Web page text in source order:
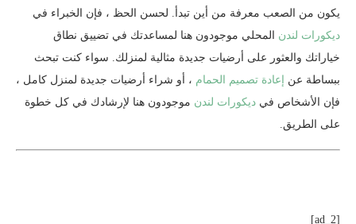
يكون من الصعب معرفة من أين تبدأ. لحسن الحظ ، فإن الخبراء في
ديكورات لندن المحلي موجودون هنا لمساعدتك في تضييق نطاق
خياراتك والعثور على أرضيات جديدة مثالية لمنزلك. سواء كنت تبحث
ببساطة عن
إعادة تصميم الحمام ، أو شراء أرضيات جديدة لمنزل كامل ،
فإن الأشخاص في ديكورات لندن موجودون هنا لإرشادك في كل خطوة
على الطريق.
[ad_2]